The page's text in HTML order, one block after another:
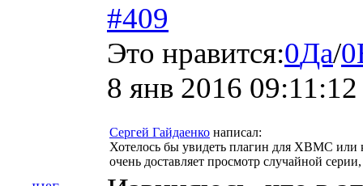
#409
Это нравится:0Да/0
8 янв 2016 09:11:12
Сергей Гайдаенко написал:
Хотелось бы увидеть плагин для XBMC или
очень доставляет просмотр случайной